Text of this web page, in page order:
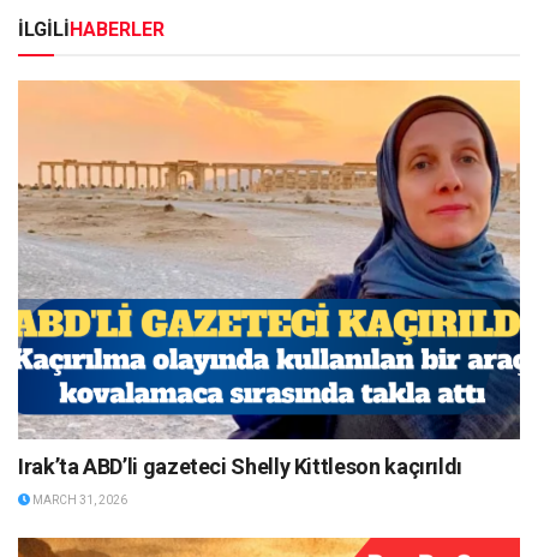
İLGİLİHABERLER
Irak’ta ABD’li gazeteci Shelly Kittleson kaçırıldı
MARCH 31, 2026